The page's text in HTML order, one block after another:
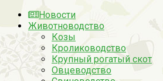
Новости
Животноводство
Козы
Кролиководство
Крупный рогатый скот
Овцеводство